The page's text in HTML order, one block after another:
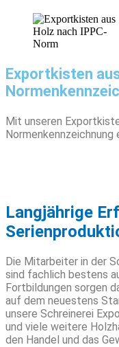
Exportkisten
Mit unseren
Langjährige
Die Mitarbeiter in der
sind fachlich bestens
Fortbildungen sorgen
auf dem neuestens
unsere Schreinerei
und viele weitere
den Handel und das